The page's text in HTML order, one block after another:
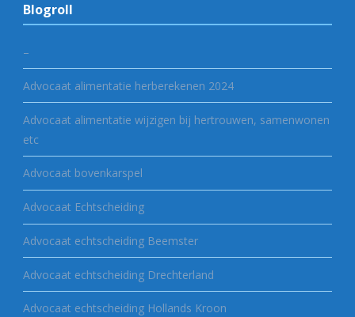
Blogroll
–
Advocaat alimentatie herberekenen 2024
Advocaat alimentatie wijzigen bij hertrouwen, samenwonen
etc
Advocaat bovenkarspel
Advocaat Echtscheiding
Advocaat echtscheiding Beemster
Advocaat echtscheiding Drechterland
Advocaat echtscheiding Hollands Kroon